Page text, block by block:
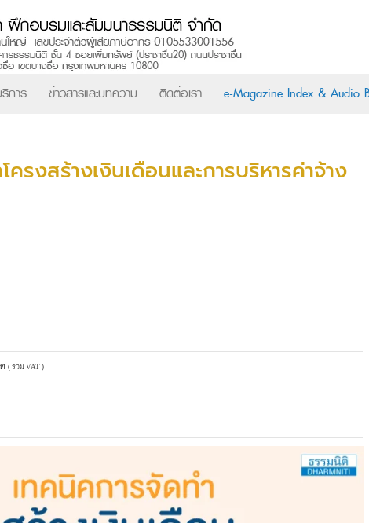
การ ข่าวสารและบทความ ติดต่อเรา e-Magazine Index & Audio
ครงสร้างเงินเดือนและการบริหารค่าจ้าง
( รวม VAT )